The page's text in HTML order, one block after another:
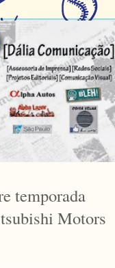
temporada
Motors